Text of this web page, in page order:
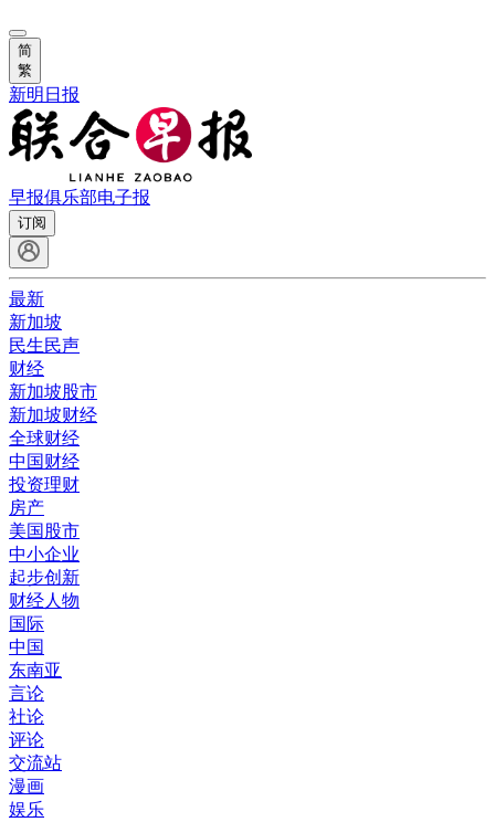
简
繁
新明日报
早报俱乐部电子报
订阅
最新
新加坡
民生民声
财经
新加坡股市
新加坡财经
全球财经
中国财经
投资理财
房产
美国股市
中小企业
起步创新
财经人物
国际
中国
东南亚
言论
社论
评论
交流站
漫画
娱乐